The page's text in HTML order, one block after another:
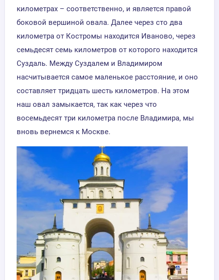
километрах – соответственно, и является правой
боковой вершиной овала. Далее через сто два
километра от Костромы находится Иваново, через
семьдесят семь километров от которого находится
Суздаль. Между Суздалем и Владимиром
насчитывается самое маленькое расстояние, и оно
составляет тридцать шесть километров. На этом
наш овал замыкается, так как через что
восемьдесят три километра после Владимира, мы
вновь вернемся к Москве.